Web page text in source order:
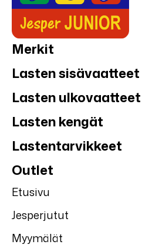
Merkit
Lasten sisävaatteet
Lasten ulkovaatteet
Lasten kengät
Lastentarvikkeet
Outlet
Etusivu
Jesperjutut
Myymälät